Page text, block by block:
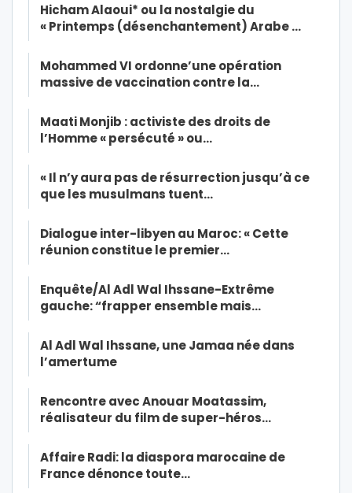
Hicham Alaoui* ou la nostalgie du
« Printemps (désenchantement) Arabe …
Mohammed VI ordonne’une opération
massive de vaccination contre la…
Maati Monjib : activiste des droits de
l’Homme « persécuté » ou…
« Il n’y aura pas de résurrection jusqu’à ce
que les musulmans tuent…
Dialogue inter-libyen au Maroc: « Cette
réunion constitue le premier…
Enquête/Al Adl Wal Ihssane-Extrême
gauche: “frapper ensemble mais…
Al Adl Wal Ihssane, une Jamaa née dans
l’amertume
Rencontre avec Anouar Moatassim,
réalisateur du film de super-héros…
Affaire Radi: la diaspora marocaine de
France dénonce toute…